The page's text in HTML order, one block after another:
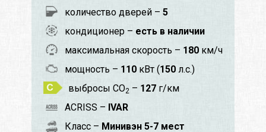
количество дверей – 5
кондиционер – есть в наличии
максимальная скорость – 180 км/ч
мощность – 110 кВт (150 л.с.)
выбросы CO2 – 127 г/км
ACRISS – IVAR
Класс – Минивэн 5-7 мест